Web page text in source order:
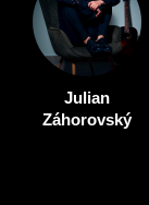
Julian
Záhorovský